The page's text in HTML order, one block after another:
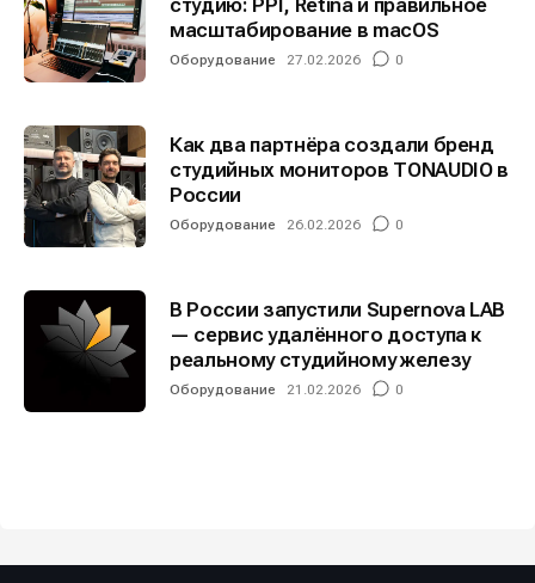
масштабирование в macOS
Оборудование 27.02.2026 0
Как два партнёра создали бренд
студийных мониторов TONAUDIO в
России
Оборудование 26.02.2026 0
В России запустили Supernova LAB
— сервис удалённого доступа к
реальному студийному железу
Оборудование 21.02.2026 0